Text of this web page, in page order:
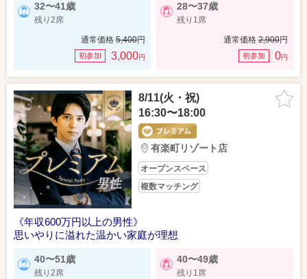
32〜41歳
残り2席
通常価格 5,400円
初参加 3,000円
28〜37歳
残り1席
通常価格 2,900円
初参加 0円
8/11(火・祝)
16:30〜18:00
有楽町リゾート店
オープンスペース
複数マッチング
《年収600万円以上の男性》
思いやりに溢れた温かい家庭が理想
40〜51歳
残り2席
40〜49歳
残り1席